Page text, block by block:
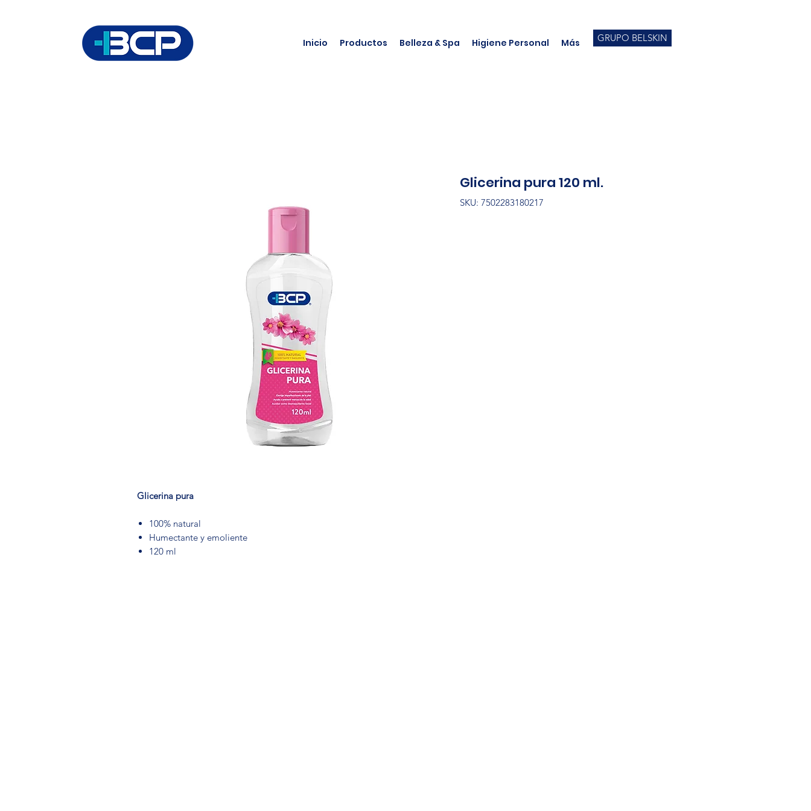
Inicio Productos Belleza & Spa Higiene Personal Más GRUPO BELSKIN
Glicerina pura
100% natural
Humectante y emoliente
120 ml
Glicerina pura 120 ml.
SKU: 7502283180217